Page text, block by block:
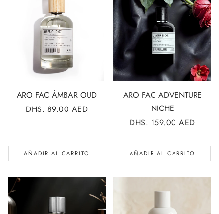
ARO FAC ÁMBAR OUD
PRECIO
DHS. 89.00 AED
AÑADIR AL CARRITO
ARO FAC ADVENTURE
NICHE
PRECIO
DHS. 159.00 AED
AÑADIR AL CARRITO